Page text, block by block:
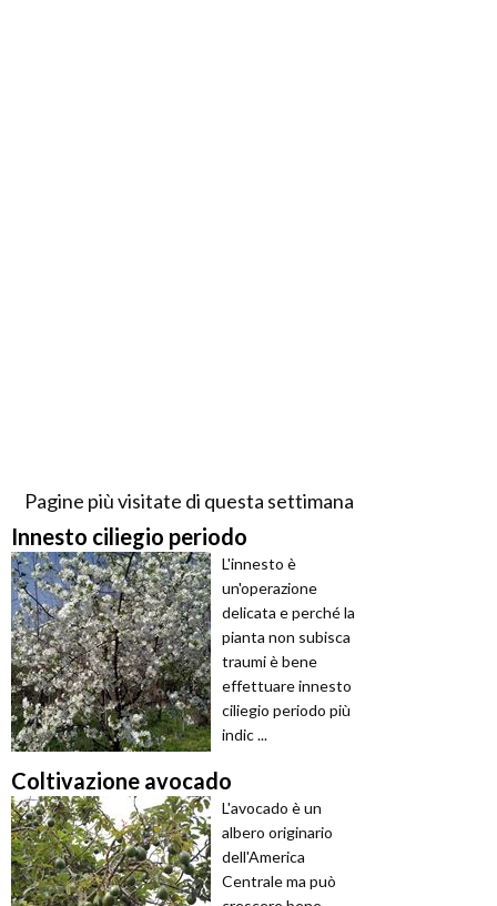
Pagine più visitate di questa settimana
Innesto ciliegio periodo
L'innesto è
un'operazione
delicata e perché la
pianta non subisca
traumi è bene
effettuare innesto
ciliegio periodo più
indic ...
Coltivazione avocado
L'avocado è un
albero originario
dell'America
Centrale ma può